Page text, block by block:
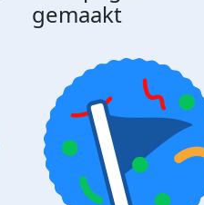
gemaakt